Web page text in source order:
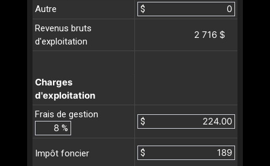
Autre
$
Revenus bruts
d'exploitation
2 716 $
Charges
d'exploitation
Frais de gestion
%
$
Impôt foncier $